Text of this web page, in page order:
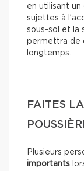
en utilisant un
sujettes à
sous-sol et la
permettra de
longtemps.
FAITES
Plusieurs
importants